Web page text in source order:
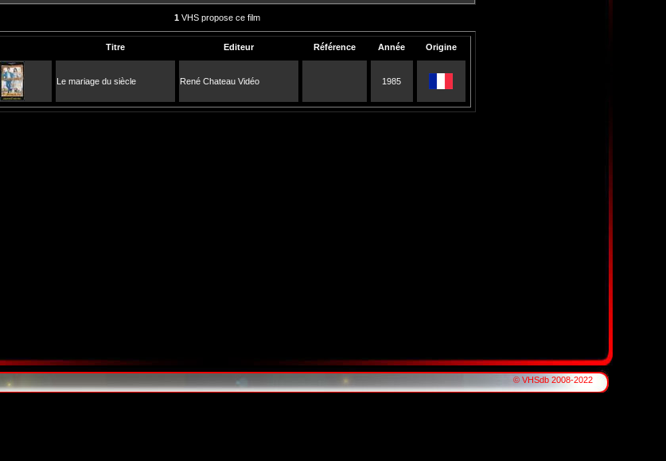
1VHS propose ce film
Titre Editeur Référence Année Origine
Le mariage du siècle René Chateau Vidéo 1985
© VHSdb 2008-2022